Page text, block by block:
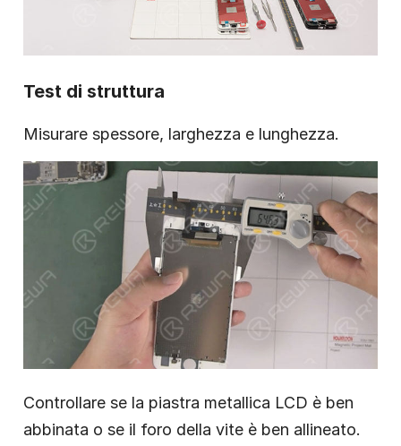
Test di struttura
Misurare spessore, larghezza e lunghezza.
Controllare se la piastra metallica LCD è ben
abbinata o se il foro della vite è ben allineato.